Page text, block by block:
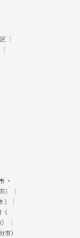
｜
｜
・
） ｜
）｜
（
） ｜
市）